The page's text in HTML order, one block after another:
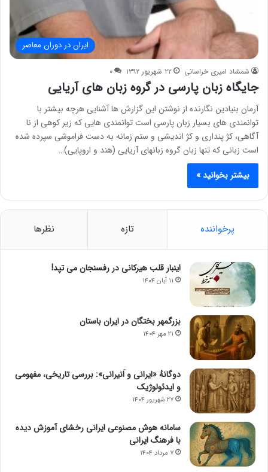
ایران در دوران معاصر
شمشاد امیری خراسانی ۲۲ شهریور ۱۳۹۲ ۰
جایگاه زبان پارسی در گروه زبان های آریایی
آرمان بنیادین نگارنده از نوشتن این گزارش ها آشنایی هرچه بیشتر با
توانمندی های بسیار زبان پارسی است توانمندی هایی که زیر کوهی از نا
آگاهی، کژ پنداری و کژ اندیشی و ستم زمانه به دست فراموشی سپرده شده
است زبانی که تنها زبان گروه زبانهای آریایی (هند و اروپایی)…
بیشتر بخوانید »
پرخواننده تازه نظرها
اینبار قلب هیرکانی در رفسنجان می تپد!
۱۱ آبان ۱۴۰۴
بزرگمهر بختگان در ایران باستان
۲۱ مهر ۱۴۰۴
دوگانهٔ «ایرانی و اَنیرانی»: بررسی تاریخی، مفهومی
و ایدئولوژیک
۲۷ شهریور ۱۴۰۴
سامانه هوش مصنوعی ایرانی رخشای آموزش دیده
با فرهنگ ایرانی
۷ مرداد ۱۴۰۴